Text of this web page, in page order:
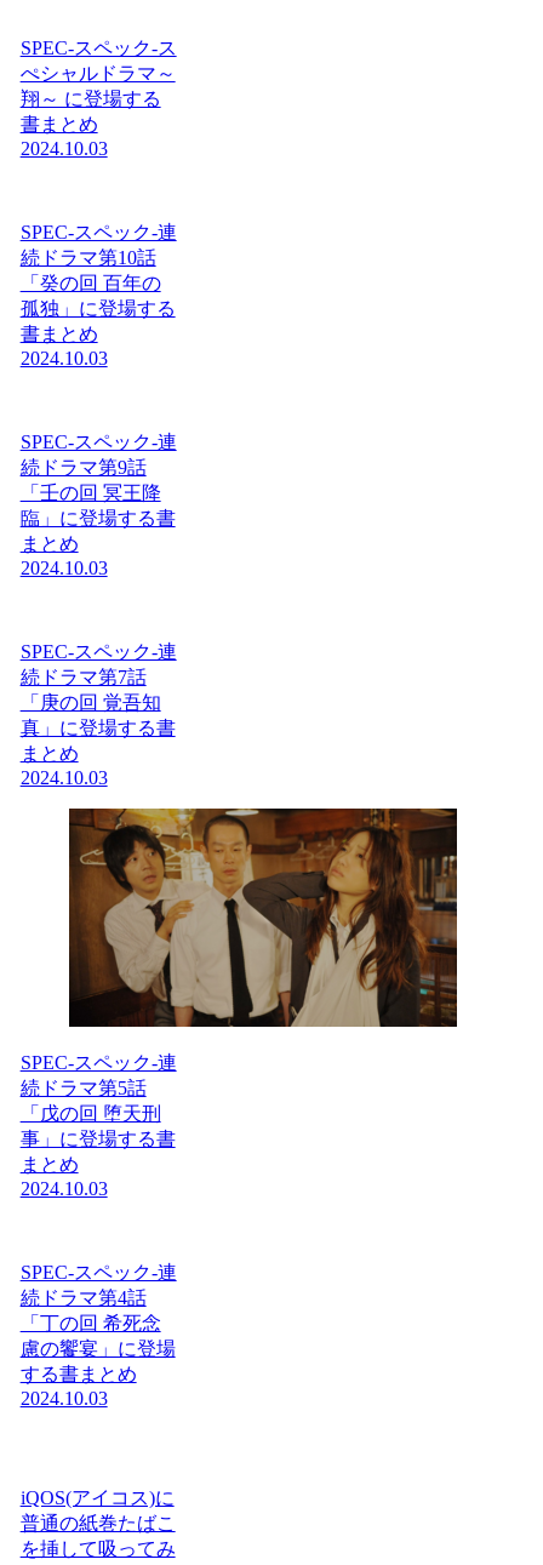
SPEC-スペック-ス
ぺシャルドラマ～
翔～ に登場する
書まとめ
2024.10.03
SPEC-スペック-連
続ドラマ第10話
「癸の回 百年の
孤独」に登場する
書まとめ
2024.10.03
SPEC-スペック-連
続ドラマ第9話
「壬の回 冥王降
臨」に登場する書
まとめ
2024.10.03
SPEC-スペック-連
続ドラマ第7話
「庚の回 覚吾知
真」に登場する書
まとめ
2024.10.03
SPEC-スペック-連
続ドラマ第5話
「戊の回 堕天刑
事」に登場する書
まとめ
2024.10.03
SPEC-スペック-連
続ドラマ第4話
「丁の回 希死念
慮の饗宴」に登場
する書まとめ
2024.10.03
iQOS(アイコス)に
普通の紙巻たばこ
を挿して吸ってみ